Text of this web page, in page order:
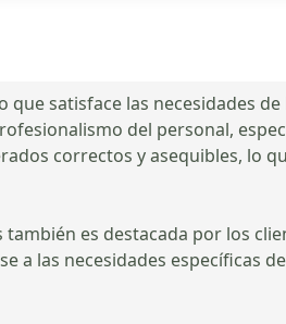
satisface las necesidades
del personal,
correctos y asequibles, lo
es destacada por los
las necesidades específicas